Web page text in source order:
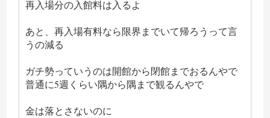
再入場分の入館料は入るよ
あと、再入場有料なら限界までいて帰ろうって言
うの減る
ガチ勢っていうのは開館から閉館までおるんやで
普通に5週くらい隅から隅まで観るんやで
金は落とさないのに